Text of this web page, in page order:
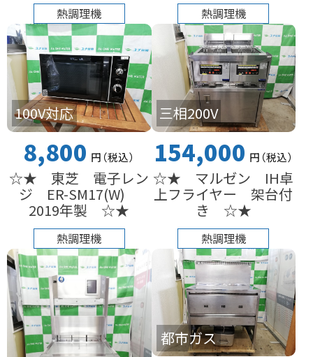
熱調理機 熱調理機
100V対応
8,800 円（税込）
☆★ 東芝 電子レン
ジ ER-SM17(W)
2019年製 ☆★
熱調理機
三相200V
154,000 円（税込）
☆★ マルゼン IH卓
上フライヤー 架台付
き ☆★
熱調理機
都市ガス